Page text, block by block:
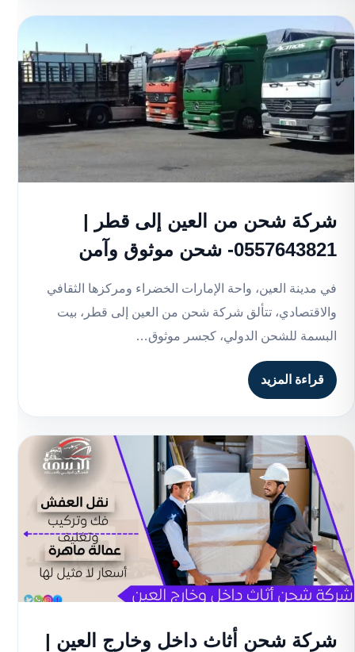
شركة شحن من العين إلى قطر |
0557643821- شحن موثوق وآمن
في مدينة العين، واحة الإمارات الخضراء ومركزها الثقافي
والاقتصادي، تتألق شركة شحن من العين إلى قطر، بيت
البسمة للشحن الدولي، كجسر موثوق…
قراءة المزيد
شركة شحن أثاث داخل وخارج العين |